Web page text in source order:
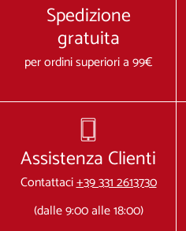
Spedizione
gratuita
per ordini superiori a 99€
Assistenza Clienti
Contattaci+39 331 2613730
(dalle 9:00 alle 18:00)